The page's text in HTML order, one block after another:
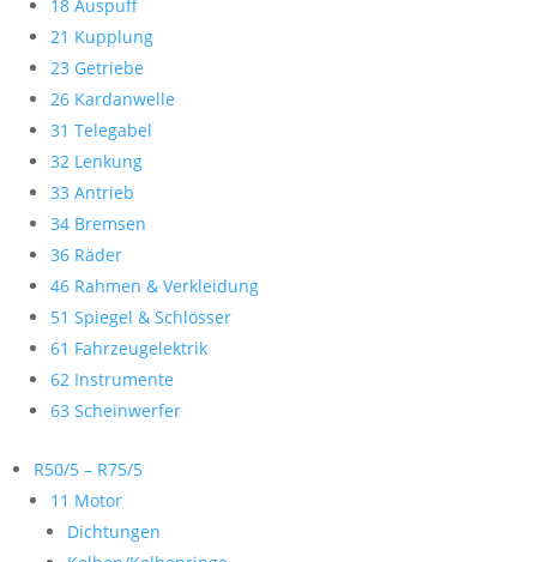
18 Auspuff
21 Kupplung
23 Getriebe
26 Kardanwelle
31 Telegabel
32 Lenkung
33 Antrieb
34 Bremsen
36 Räder
46 Rahmen & Verkleidung
51 Spiegel & Schlösser
61 Fahrzeugelektrik
62 Instrumente
63 Scheinwerfer
R50/5 – R75/5
11 Motor
Dichtungen